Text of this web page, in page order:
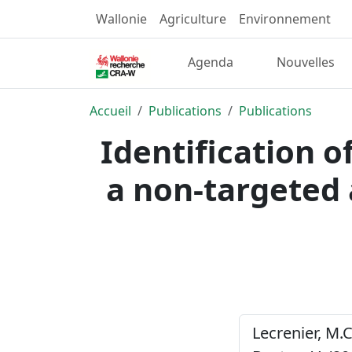
Wallonie Agriculture Environnement
Agenda Nouvelles
Accueil Publications Publications
Identification
a non-targeted
Lecrenier,